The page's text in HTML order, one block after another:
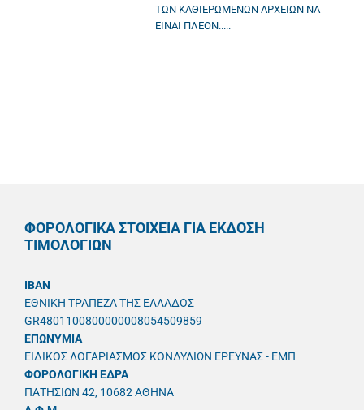
ΤΩΝ ΚΑΘΙΕΡΩΜΕΝΩΝ ΑΡΧΕΙΩΝ ΝΑ
ΕΙΝΑΙ ΠΛΕΟΝ.....
ΦΟΡΟΛΟΓΙΚΑ ΣΤΟΙΧΕΙΑ ΓΙΑ ΕΚΔΟΣΗ
ΤΙΜΟΛΟΓΙΩΝ
IBAN
ΕΘΝΙΚΗ ΤΡΑΠΕΖΑ ΤΗΣ ΕΛΛΑΔΟΣ
GR4801100800000008054509859
ΕΠΩΝΥΜΙΑ
ΕΙΔΙΚΟΣ ΛΟΓΑΡΙΑΣΜΟΣ ΚΟΝΔΥΛΙΩΝ ΕΡΕΥΝΑΣ - ΕΜΠ
ΦΟΡΟΛΟΓΙΚΗ ΕΔΡΑ
ΠΑΤΗΣΙΩΝ 42, 10682 ΑΘΗΝΑ